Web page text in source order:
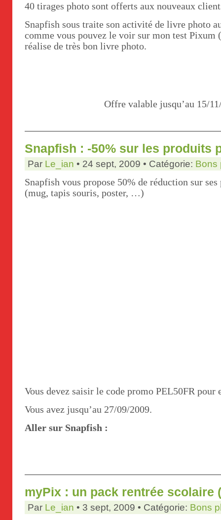
40 tirages photo sont offerts aux nouveaux
Snapfish sous traite son activité de livre photo
comme vous pouvez le voir sur mon test Pixum
réalise de très bon livre photo.
Offre valable jusqu’au 15/
Snapfish : -50% sur les produits
Par Le_ian • 24 sept, 2009 • Catégorie: Bons
Snapfish vous propose 50% de réduction sur
(mug, tapis souris, poster, …)
Vous devez saisir le code promo PEL50FR pour
Vous avez jusqu’au 27/09/2009.
Aller sur Snapfish :
myPix : un pack rentrée scolaire
Par Le_ian • 3 sept, 2009 • Catégorie: Bons